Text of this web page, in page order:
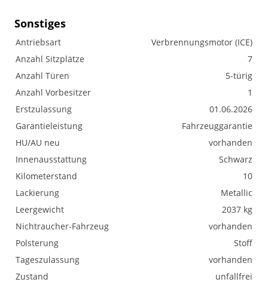
Sonstiges
Antriebsart
Verbrennungsmotor (ICE)
Anzahl Sitzplätze
7
Anzahl Türen
5-türig
Anzahl Vorbesitzer
1
Erstzulassung
01.06.2026
Garantieleistung
Fahrzeuggarantie
HU/AU neu
vorhanden
Innenausstattung
Schwarz
Kilometerstand
10
Lackierung
Metallic
Leergewicht
2037 kg
Nichtraucher-Fahrzeug
vorhanden
Polsterung
Stoff
Tageszulassung
vorhanden
Zustand
unfallfrei